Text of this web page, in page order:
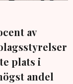
av
plats i
andel